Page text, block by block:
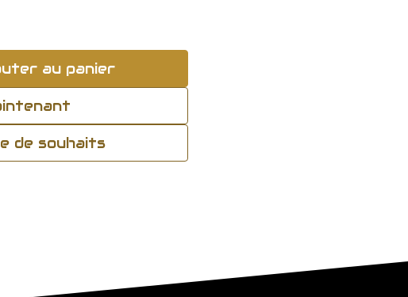
au panier
de souhaits